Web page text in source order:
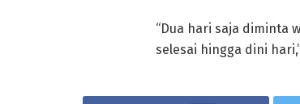
“Dua hari saja diminta
selesai hingga dini